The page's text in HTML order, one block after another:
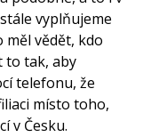
vyplňujeme
měl vědět, kdo
to tak, aby
telefonu, že
místo toho,
v Česku.